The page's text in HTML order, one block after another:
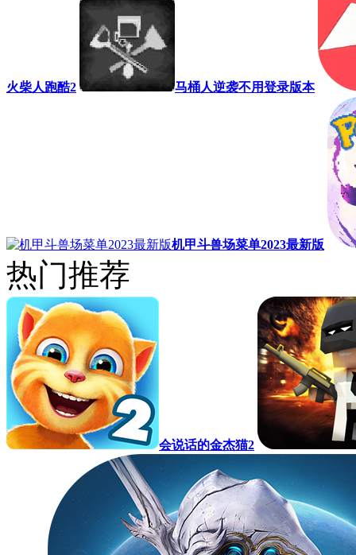
火柴人跑酷2 马桶人逆袭不用登录版本
机甲斗兽场菜单2023最新版
热门推荐
会说话的金杰猫2